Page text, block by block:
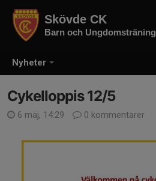
Nyheter
Skövde CK
Barn och Ungdomsträning
Cykelloppis 12/5
6 maj, 14:29 0 kommentarer